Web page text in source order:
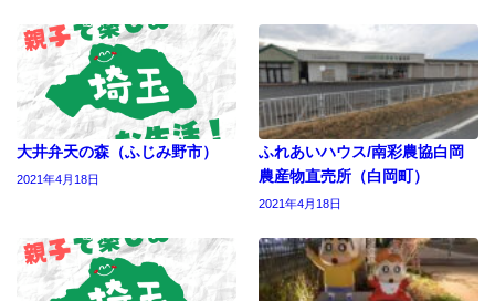
大井弁天の森（ふじみ野市）
2021年4月18日
ふれあいハウス/南彩農協白岡
農産物直売所（白岡町）
2021年4月18日